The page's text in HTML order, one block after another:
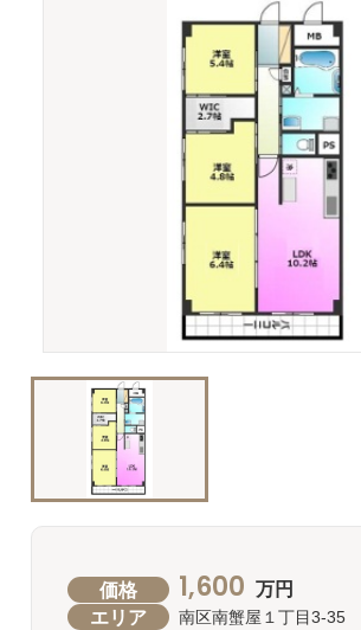
価格 1,600 万円
エリア 南区南蟹屋１丁目3-35